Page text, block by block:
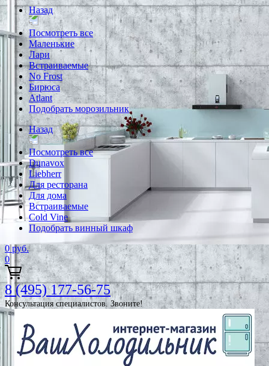
Назад
Посмотреть все
Маленькие
Лари
Встраиваемые
No Frost
Бирюса
Atlant
Подобрать морозильник
Назад
Посмотреть все
Dunavox
Liebherr
Для ресторана
Для дома
Встраиваемые
Cold Vine
Подобрать винный шкаф
0 руб.
0
8 (495) 177-56-75
Консультация специалистов. Звоните!